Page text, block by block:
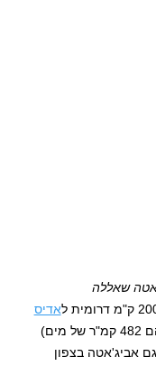
שאללה
אדיס
. הפארק משתרע על פני 887 קמ"ר (מהם 482 קמ"ר של מים)
אביג'אטה בצפון